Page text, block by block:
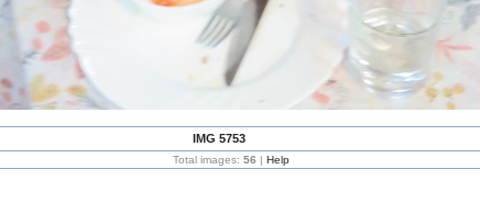
IMG 5753
Total images: 56 | Help